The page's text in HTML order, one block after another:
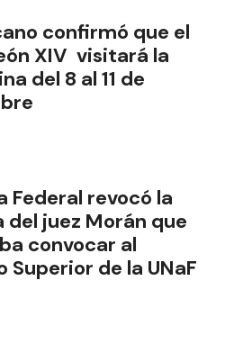
confirmó que el
XIV visitará la
del 8 al 11 de
Federal revocó la
del juez Morán que
convocar al
Superior de la UNaF